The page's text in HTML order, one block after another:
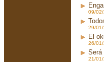
09/
29/
El
26/
Será
21/